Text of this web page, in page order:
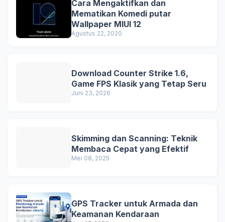
Cara Mengaktifkan dan
Mematikan Komedi putar
Wallpaper MIUI 12
Agustus 22, 2020
Download Counter Strike 1.6,
Game FPS Klasik yang Tetap Seru
Juni 23, 2026
Skimming dan Scanning: Teknik
Membaca Cepat yang Efektif
Mei 08, 2025
GPS Tracker untuk Armada dan
Keamanan Kendaraan